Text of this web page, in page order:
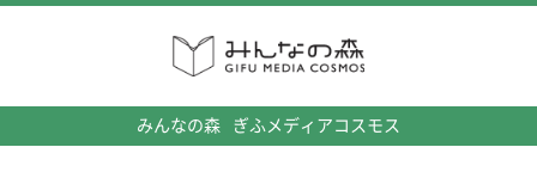
みんなの森 ぎふメディアコスモス